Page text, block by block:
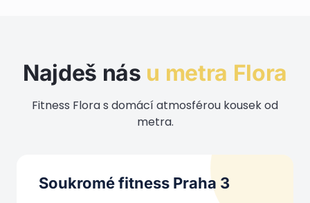
Najdeš nás u metra Flora
Fitness Flora s domácí atmosférou kousek od
metra.
Soukromé fitness Praha 3